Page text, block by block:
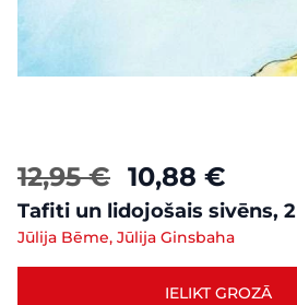
12,95 € 10,88 €
Tafiti un lidojošais sivēns, 2
Jūlija Bēme, Jūlija Ginsbaha
IELIKT GROZĀ